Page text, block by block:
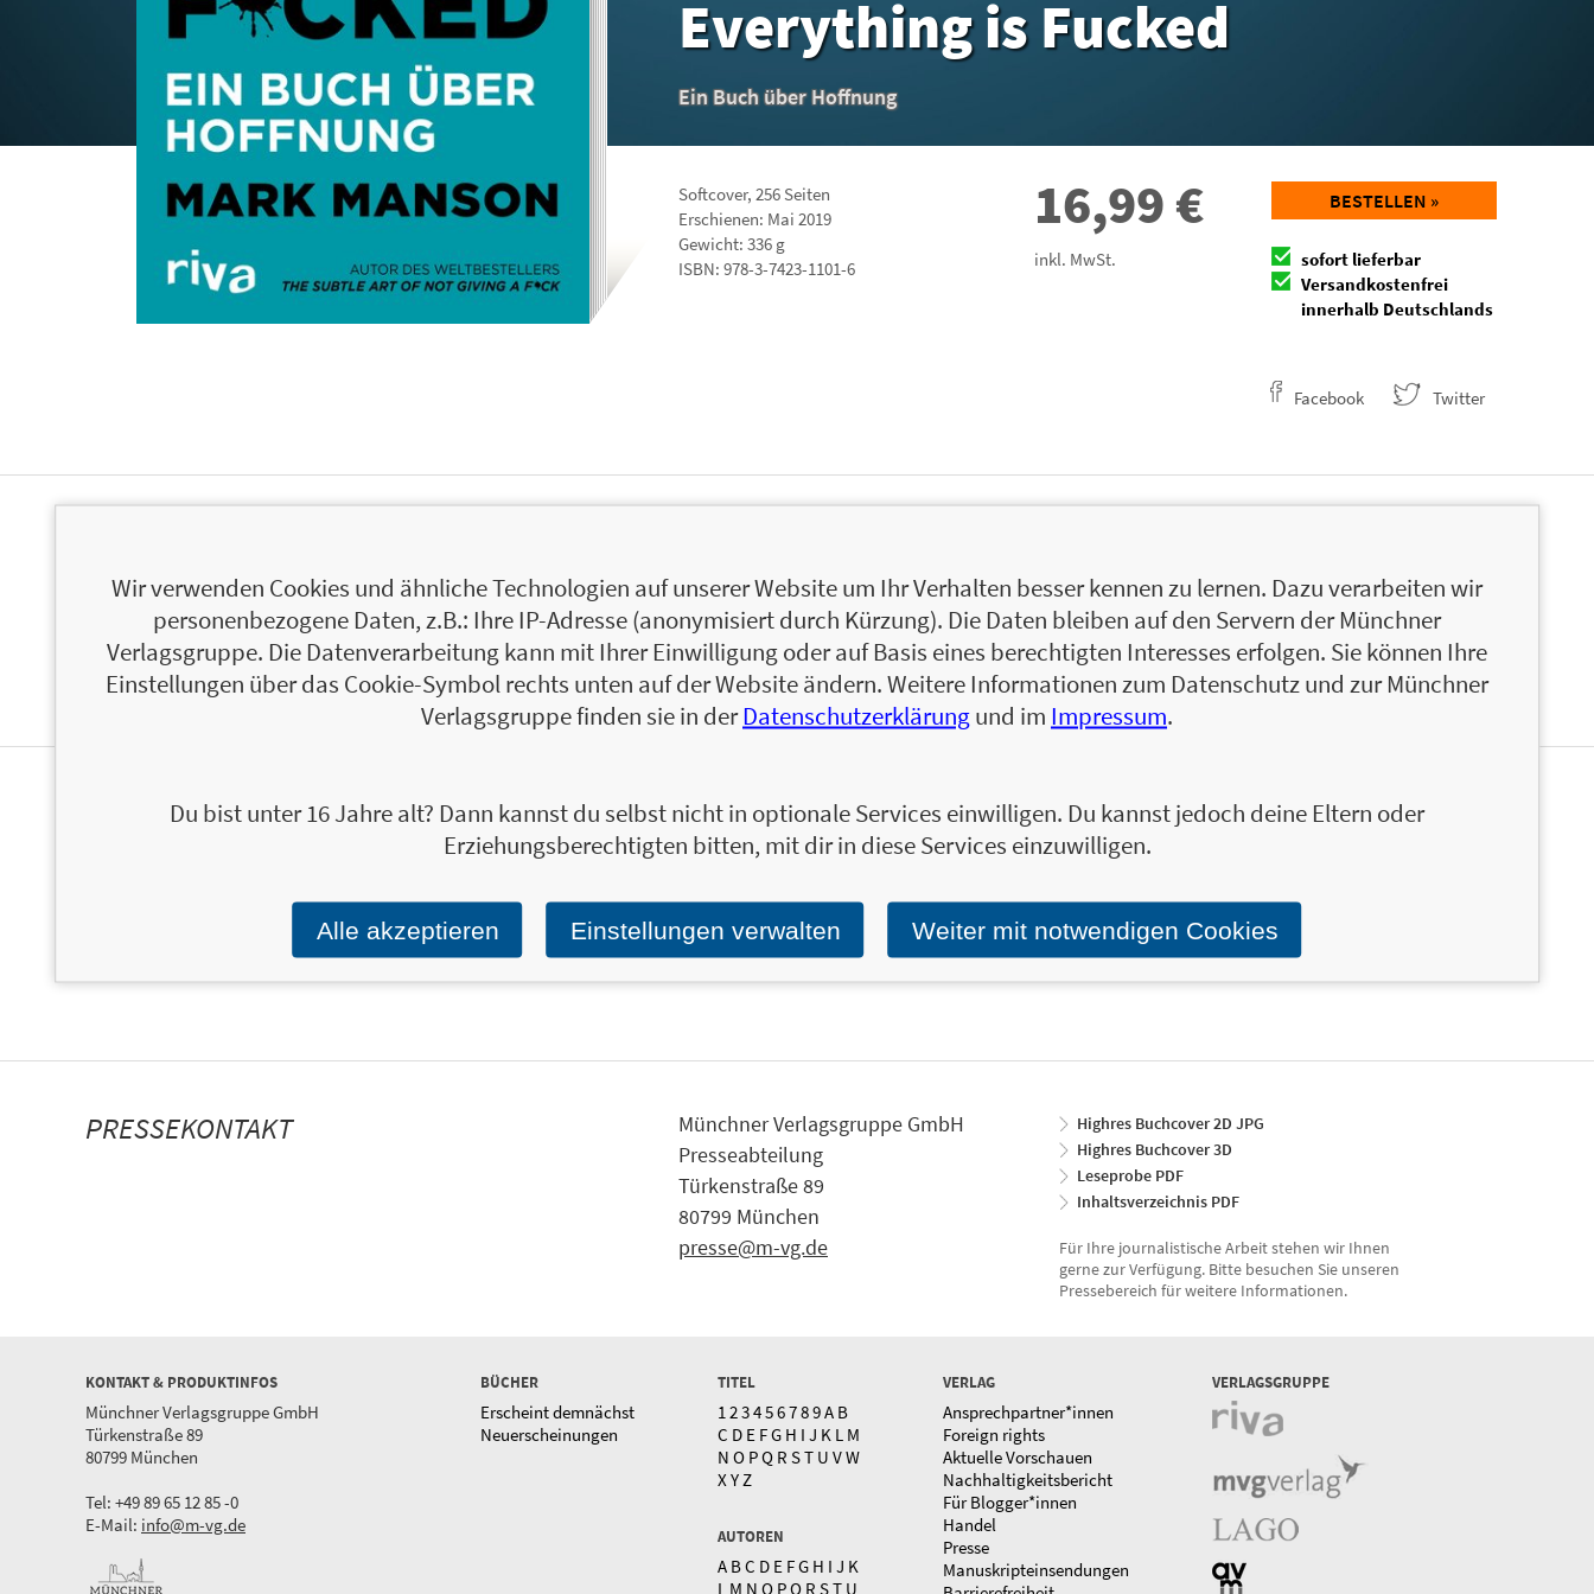
Everything is Fucked
Ein Buch über Hoffnung
Softcover, 256 Seiten
Erschienen: Mai 2019
Gewicht: 336 g
ISBN: 978-3-7423-1101-6
16,99€
inkl. MwSt.
BESTELLEN »
sofort lieferbar
Versandkostenfrei
innerhalb Deutschlands
Facebook Twitter
von über zwei Millionen Menschen gelesen. Er lebt in New York City.
Zum Profil von Mark Manson
PERSONALISIERTE
Ja, ich will über interessante Neuerscheinungen und ähnliche Produkte informiert werden.
Wir halten Sie per E-Mail auf dem aktuellen Stand über das Programm der Münchner Verlagsgruppe.
Tragen Sie sich jetzt ein!
E-Mail-Adresse:
PRESSEKONTAKT
Münchner Verlagsgruppe GmbH
Presseabteilung
Türkenstraße 89
80799 München
presse@m-vg.de
Highres Buchcover 2D JPG
Highres Buchcover 3D
Leseprobe PDF
Inhaltsverzeichnis PDF
Für Ihre journalistische Arbeit stehen wir Ihnen
gerne zur Verfügung. Bitte besuchen Sie unseren
Pressebereich für weitere Informationen.
KONTAKT & PRODUKTINFOS
Münchner Verlagsgruppe GmbH
Türkenstraße 89
80799 München
Tel: +49 89 65 12 85 -0
E-Mail: info@m-vg.de
BÜCHER
Erscheint demnächst
Neuerscheinungen
TITEL
1 23456789A B
C D E FG H I J K L M
N O PQ R ST U VW
X Y Z
AUTOREN
A BC D E FG H I J K
L M N O PQ R ST U
VERLAG
Ansprechpartner*innen
Foreign rights
Aktuelle Vorschauen
Nachhaltigkeitsbericht
Für Blogger*innen
Handel
Presse
Manuskripteinsendungen
VERLAGSGRUPPE
Wir verwenden Cookies und ähnliche Technologien auf unserer Website um Ihr Verhalten besser kennen zu lernen. Dazu verarbeiten wir
personenbezogene Daten, z.B.: Ihre IP-Adresse (anonymisiert durch Kürzung). Die Daten bleiben auf den Servern der Münchner
Verlagsgruppe. Die Datenverarbeitung kann mit Ihrer Einwilligung oder auf Basis eines berechtigten Interesses erfolgen. Sie können Ihre
Einstellungen über das Cookie-Symbol rechts unten auf der Website ändern. Weitere Informationen zum Datenschutz und zur Münchner
Verlagsgruppe finden sie in derDatenschutzerklärungund im Impressum.
Du bist unter 16 Jahre alt? Dann kannst du selbst nicht in optionale Services einwilligen. Du kannst jedoch deine Eltern oder
Erziehungsberechtigten bitten, mit dir in diese Services einzuwilligen.
Alle akzeptieren Einstellungen verwalten Weiter mit notwendigen Cookies